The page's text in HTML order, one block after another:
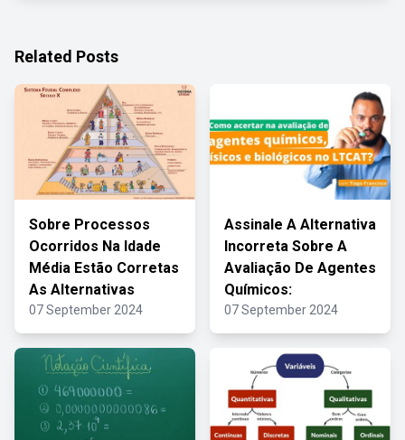
Related Posts
Sobre Processos
Ocorridos Na Idade
Média Estão Corretas
As Alternativas
07 September 2024
Assinale A Alternativa
Incorreta Sobre A
Avaliação De Agentes
Químicos:
07 September 2024